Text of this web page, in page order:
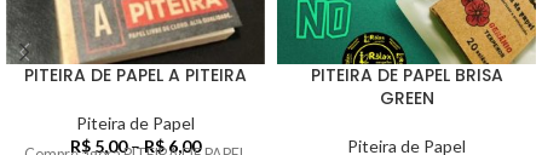
PITEIRA DE PAPEL A PITEIRA
Piteira de Papel
R$ 5,00–R$6,00
PITEIRA DE PAPEL BRISA
GREEN
Piteira de Papel